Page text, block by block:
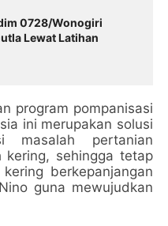
0728/Wonogiri
Lewat Latihan
program pompanisasi
ini merupakan solusi
masalah pertanian
kering, sehingga tetap
berkepanjangan
guna mewujudkan